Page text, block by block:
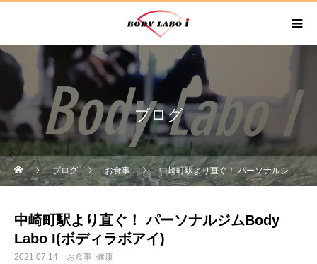
ブログ
ブログ お食事 中崎町駅より直ぐ！ パーソナルジムBody Labo I(ボディラボアイ)
中崎町駅より直ぐ！ パーソナルジムBody
Labo I(ボディラボアイ)
2021.07.14 お食事 健康